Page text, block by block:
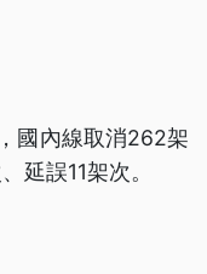
國內線取消262架
延誤11架次。